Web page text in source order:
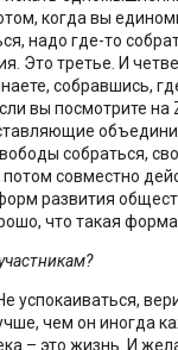
когда вы
надо где-то
Это третье. И
собравшись,
вы посмотрите на
собраться,
совместно
развития
что такая
успокаиваться,
чем он иногда
– это жизнь. И